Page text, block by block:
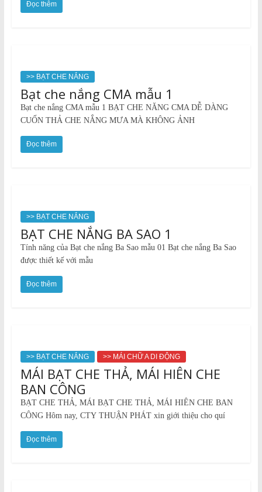
Đọc thêm
>> BẠT CHE NẮNG
Bạt che nắng CMA mẫu 1
Bạt che nắng CMA mẫu 1 BẠT CHE NĂNG CMA DỄ DÀNG
CUỐN THẢ CHE NẮNG MƯA MÀ KHÔNG ẢNH
Đọc thêm
>> BẠT CHE NẮNG
BẠT CHE NẮNG BA SAO 1
Tính năng của Bạt che nắng Ba Sao mẫu 01 Bạt che nắng Ba Sao
được thiết kế với mẫu
Đọc thêm
>> BẠT CHE NẮNG >> MÁI CHỮ A DI ĐỘNG
MÁI BẠT CHE THẢ, MÁI HIÊN CHE
BAN CÔNG
BẠT CHE THẢ, MÁI BẠT CHE THẢ, MÁI HIÊN CHE BAN
CÔNG Hôm nay, CTY THUẬN PHÁT xin giới thiệu cho quí
Đọc thêm